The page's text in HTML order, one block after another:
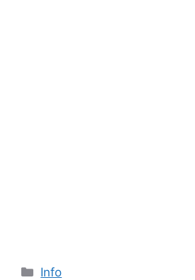
Categories
Info